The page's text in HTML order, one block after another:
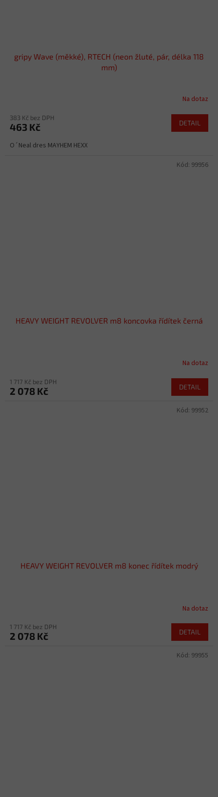
gripy Wave (měkké), RTECH (neon žluté, pár, délka 118
mm)
Na dotaz
383 Kč bez DPH
463 Kč DETAIL
O´Neal dres MAYHEM HEXX
HEAVY WEIGHT REVOLVER m8 koncovka řídítek černá
Na dotaz
1 717 Kč bez DPH
2 078 Kč DETAIL
Kód: 99956
HEAVY WEIGHT REVOLVER m8 konec řídítek modrý
Na dotaz
1 717 Kč bez DPH
2 078 Kč DETAIL
Kód: 99952
Kód: 99955